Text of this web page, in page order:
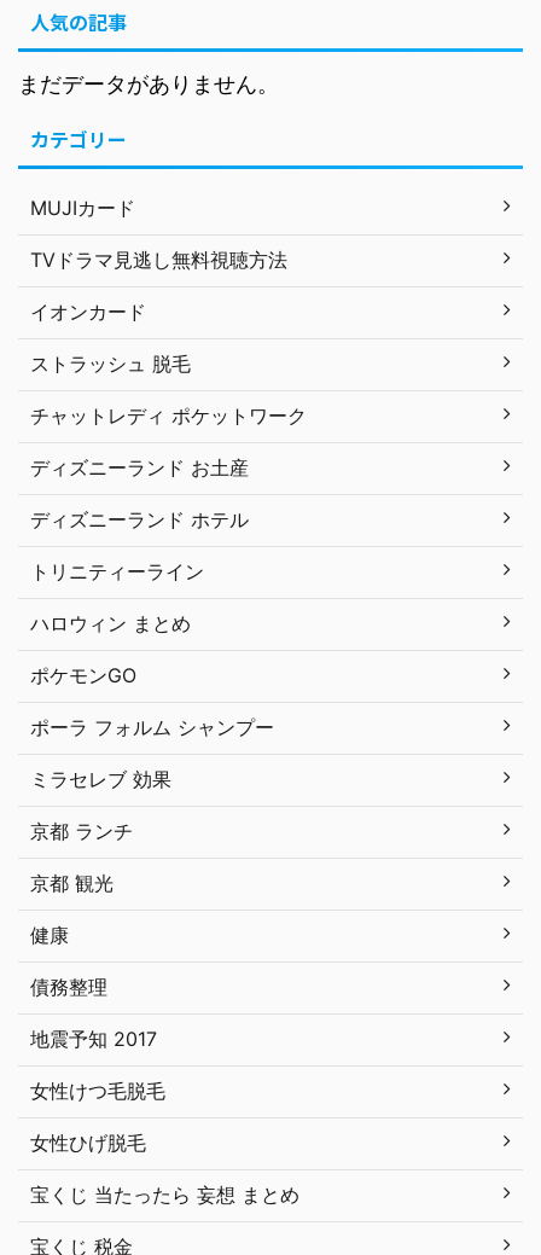
人気の記事
まだデータがありません。
カテゴリー
MUJIカード
TVドラマ見逃し無料視聴方法
イオンカード
ストラッシュ 脱毛
チャットレディ ポケットワーク
ディズニーランド お土産
ディズニーランド ホテル
トリニティーライン
ハロウィン まとめ
ポケモンGO
ポーラ フォルム シャンプー
ミラセレブ 効果
京都 ランチ
京都 観光
健康
債務整理
地震予知 2017
女性けつ毛脱毛
女性ひげ脱毛
宝くじ 当たったら 妄想 まとめ
宝くじ 税金